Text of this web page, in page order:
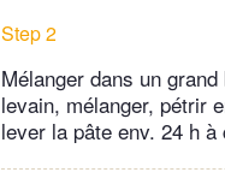
Step 2
Mélanger dans un
levain, mélanger, pétrir
lever la pâte env. 24 h